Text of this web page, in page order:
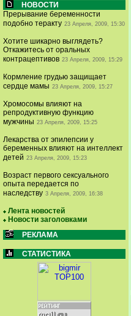
НОВОСТИ
Прерывание беременности
подобно теракту 23 Апреля, 2009, 15:30
Хотите шикарно выглядеть?
Откажитесь от оральных
контрацептивов 23 Апреля, 2009, 15:29
Кормление грудью защищает
сердце мамы 23 Апреля, 2009, 15:27
Хромосомы влияют на
репродуктивную функцию
мужчины 23 Апреля, 2009, 15:25
Лекарства от эпилепсии у
беременных влияют на интеллект
детей 23 Апреля, 2009, 15:23
Возраст первого сексуального
опыта передается по
наследству 3 Апреля, 2009, 16:38
Лента новостей
Новости заголовками
РЕКЛАМА
СТАТИСТИКА